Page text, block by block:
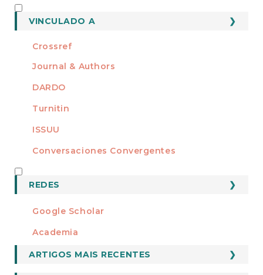
VINCULADO A
Crossref
Journal & Authors
DARDO
Turnitin
ISSUU
Conversaciones Convergentes
REDES
Google Scholar
Academia
ARTIGOS MAIS RECENTES